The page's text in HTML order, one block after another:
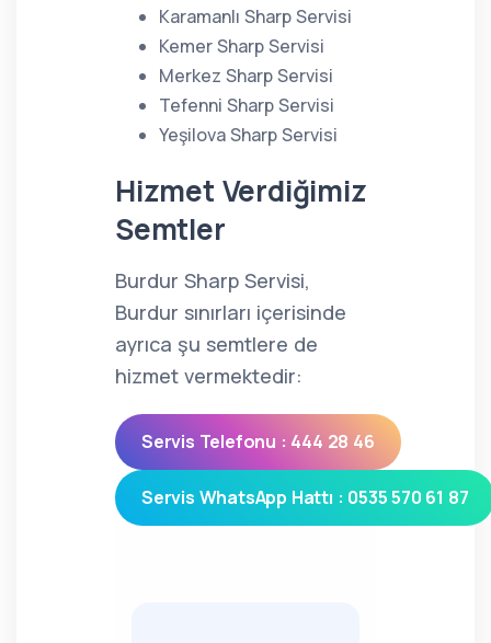
Karamanlı Sharp Servisi
Kemer Sharp Servisi
Merkez Sharp Servisi
Tefenni Sharp Servisi
Yeşilova Sharp Servisi
Hizmet Verdiğimiz
Semtler
Burdur Sharp Servisi,
Burdur sınırları içerisinde
ayrıca şu semtlere de
hizmet vermektedir:
Servis Telefonu : 444 28 46
Servis WhatsApp Hattı : 0535 570 61 87